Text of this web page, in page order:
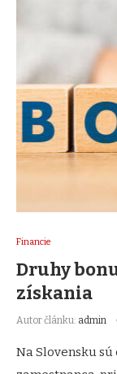
Financie
Druhy
získania
Autor článku: admin
Na Slovensku sú